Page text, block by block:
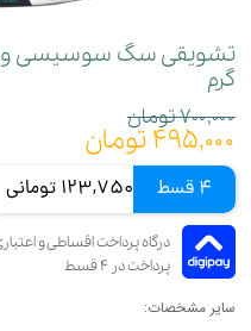
گرم
۷۰۰,۰۰۰ تومان
۴۹۵,۰۰۰ تومان
4 قسط 123,750 تومانی
سایر مشخصات: